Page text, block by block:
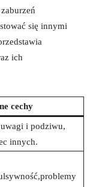
się innymi
ich
cechy
i podziwu,⁣
innych.